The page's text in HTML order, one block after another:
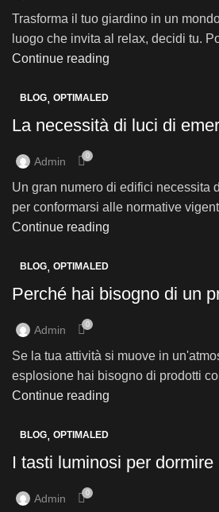
Trasforma il tuo giardino in un
luogo che invita al relax, decidi tu.
Continue reading
BLOG, OPTIMALED
La necessità di luci di
Admin 0
Un gran numero di edifici necessita
per conformarsi alle normative
Continue reading
BLOG, OPTIMALED
Perché hai bisogno di un
Admin 0
Se la tua attività si muove in
esplosione hai bisogno di prodotti
Continue reading
BLOG, OPTIMALED
I tasti luminosi per dormire
Admin 0